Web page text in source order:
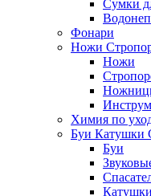
Сумки
Фонари
Ножи
Ножи
Химия по
Буи Катушки
Буи